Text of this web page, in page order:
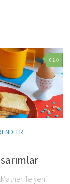
0
ile yeni